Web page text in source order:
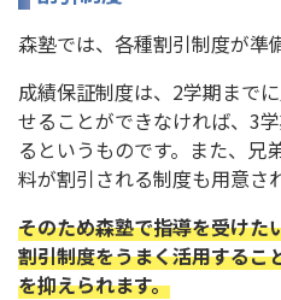
森塾では、各種割引制度が準
成績保証制度は、2学期まで
せることができなければ、3
るというものです。また、兄
料が割引される制度も用意さ
そのため森塾で指導を受けた
割引制度をうまく活用するこ
を抑えられます。